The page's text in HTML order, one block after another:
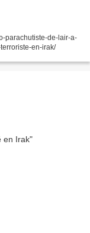
parachutiste-de-lair-a-
en-irak/